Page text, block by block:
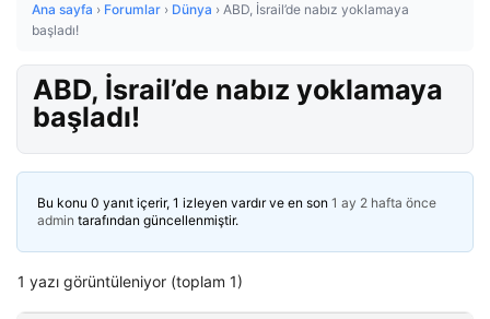
Ana sayfa › Forumlar › Dünya › ABD, İsrail’de nabız yoklamaya
başladı!
ABD, İsrail’de nabız yoklamaya
başladı!
Bu konu 0 yanıt içerir, 1 izleyen vardır ve en son 1 ay 2 hafta önce
admin tarafından güncellenmiştir.
1 yazı görüntüleniyor (toplam 1)